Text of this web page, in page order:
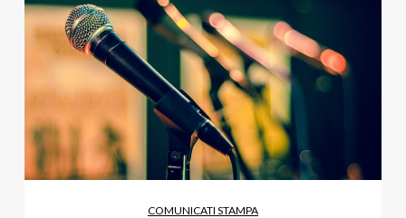
COMUNICATI STAMPA